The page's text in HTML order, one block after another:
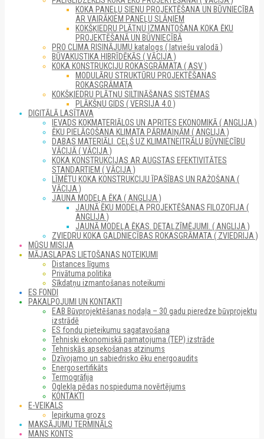
KOKA PANEĻU SIENU PROJEKTĒŠANA UN BŪVNIECĪBA
AR VAIRĀKIEM PANEĻU SLĀŅIEM
KOKŠĶIEDRU PLĀTŅU IZMANTOŠANA KOKA ĒKU
PROJEKTĒŠANĀ UN BŪVNIECĪBĀ
PRO CLIMA RISINĀJUMU katalogs ( latviešu valodā )
BŪVAKUSTIKA HIBRĪDĒKĀS ( VĀCIJA )
KOKA KONSTRUKCIJU ROKASGRĀMATA ( ASV )
MODULĀRU STRUKTŪRU PROJEKTĒŠANAS
ROKASGRĀMATA
KOKŠĶIEDRU PLĀTŅU SILTINĀŠANAS SISTĒMAS
PLĀKŠŅU GIDS ( VERSIJA 4.0 )
DIGITĀLĀ LASĪTAVA
IEVADS KOKMATERIĀLOS UN APRITES EKONOMIKĀ ( ANGLIJA )
ĒKU PIELĀGOŠANA KLIMATA PĀRMAIŅĀM ( ANGLIJA )
DABAS MATERIĀLI. CEĻŠ UZ KLIMATNEITRĀLU BŪVNIECĪBU
VĀCIJĀ ( VĀCIJA )
KOKA KONSTRUKCIJAS AR AUGSTAS EFEKTIVITĀTES
STANDARTIEM ( VĀCIJA )
LĪMĒTU KOKA KONSTRUKCIJU ĪPAŠĪBAS UN RAŽOŠANA (
VĀCIJA )
JAUNA MODEĻA ĒKA ( ANGLIJA )
JAUNĀ ĒKU MODEĻA PROJEKTĒŠANAS FILOZOFIJA (
ANGLIJA )
JAUNĀ MODEĻA ĒKAS. DETAĻZĪMĒJUMI. ( ANGLIJA )
ZVIEDRU KOKA GALDNIECĪBAS ROKASGRĀMATA ( ZVIEDRIJA )
MŪSU MISIJA
MĀJASLAPAS LIETOŠANAS NOTEIKUMI
Distances līgums
Privātuma politika
Sīkdatņu izmantošanas noteikumi
ES FONDI
PAKALPOJUMI UN KONTAKTI
EAB Būvprojektēšanas nodaļa – 30 gadu pieredze būvprojektu
izstrādē
ES fondu pieteikumu sagatavošana
Tehniski ekonomiskā pamatojuma (TEP) izstrāde
Tehniskās apsekošanas atzinums
Dzīvojamo un sabiedrisko ēku energoaudits
Energosertifikāts
Termogrāfija
Oglekļa pēdas nospieduma novērtējums
KONTAKTI
E-VEIKALS
Iepirkuma grozs
MAKSĀJUMU TERMINĀLS
MANS KONTS